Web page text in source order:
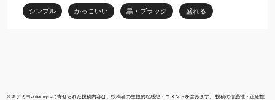
シンプル かっこいい 黒・ブラック 盛れる
※キテミヨ-kitemiyo-に寄せられた投稿内容は、投稿者の主観的な感想・コメントを含みます。 投稿の信憑性・正確性